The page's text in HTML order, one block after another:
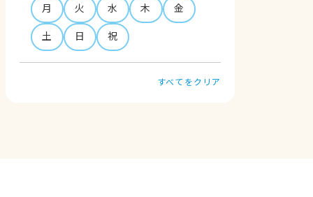
月 火 水 木
金
土
日 祝
すべてをクリア